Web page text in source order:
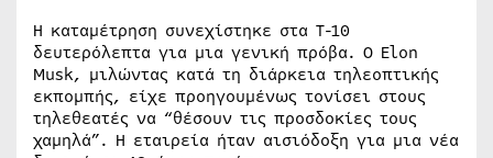
Η καταμέτρηση συνεχίστηκε στα Τ-10
δευτερόλεπτα για μια γενική πρόβα. Ο Elon
Musk, μιλώντας κατά τη διάρκεια τηλεοπτικής
εκπομπής, είχε προηγουμένως τονίσει στους
τηλεθεατές να “θέσουν τις προσδοκίες τους
χαμηλά”. Η εταιρεία ήταν αισιόδοξη για μια νέα